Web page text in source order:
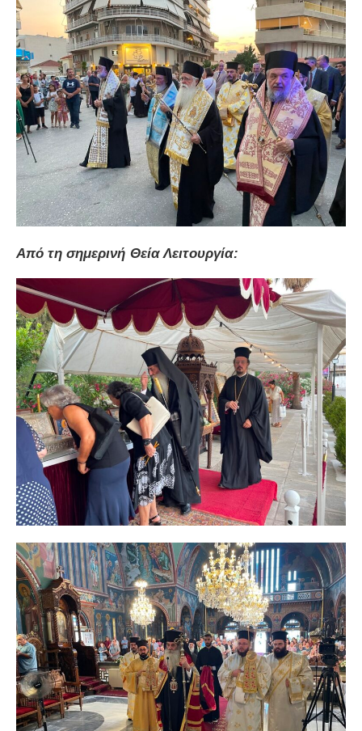
Από τη σημερινή Θεία Λειτουργία: